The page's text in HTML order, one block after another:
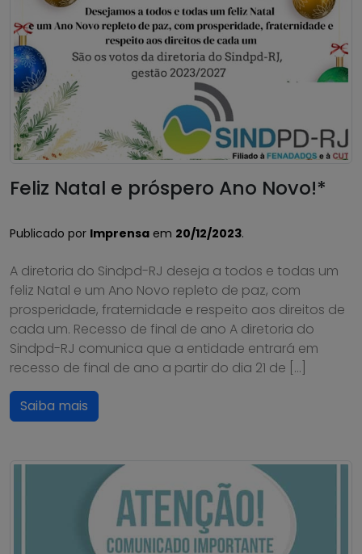
Feliz Natal e próspero Ano Novo!*
Publicado por Imprensa em 20/12/2023.
A diretoria do Sindpd-RJ deseja a todos e todas um
feliz Natal e um Ano Novo repleto de paz, com
prosperidade, fraternidade e respeito aos direitos de
cada um. Recesso de final de ano A diretoria do
Sindpd-RJ comunica que a entidade entrará em
recesso de final de ano a partir do dia 21 de […]
Saiba mais